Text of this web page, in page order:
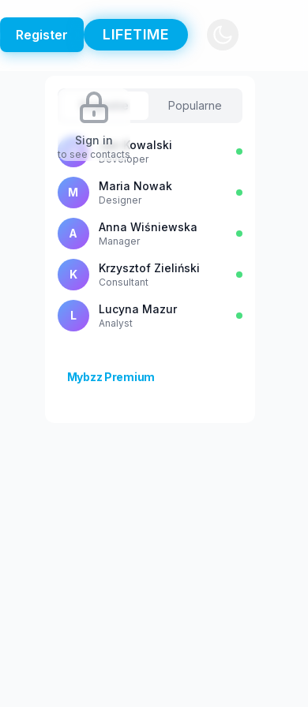
Register LIFETIME
Sign in
to see contacts
Sugestie Popularne
J Jan Kowalski
Developer
M Maria Nowak
Designer
A Anna Wiśniewska
Manager
K Krzysztof Zieliński
Consultant
L Lucyna Mazur
Analyst
Mybzz Premium